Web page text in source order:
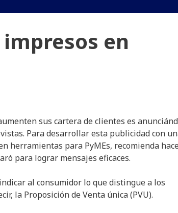
en
sus cartera de clientes es
Para desarrollar esta publicidad con
herramientas para PyMEs, recomienda
para lograr mensajes eficaces.
al consumidor lo que distingue a los
la Proposición de Venta única (PVU).